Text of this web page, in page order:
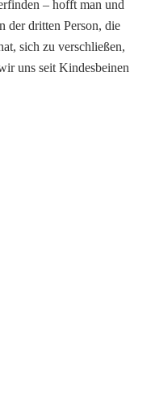
– hofft man und
der dritten Person, die
sich zu verschließen,
uns seit Kindesbeinen